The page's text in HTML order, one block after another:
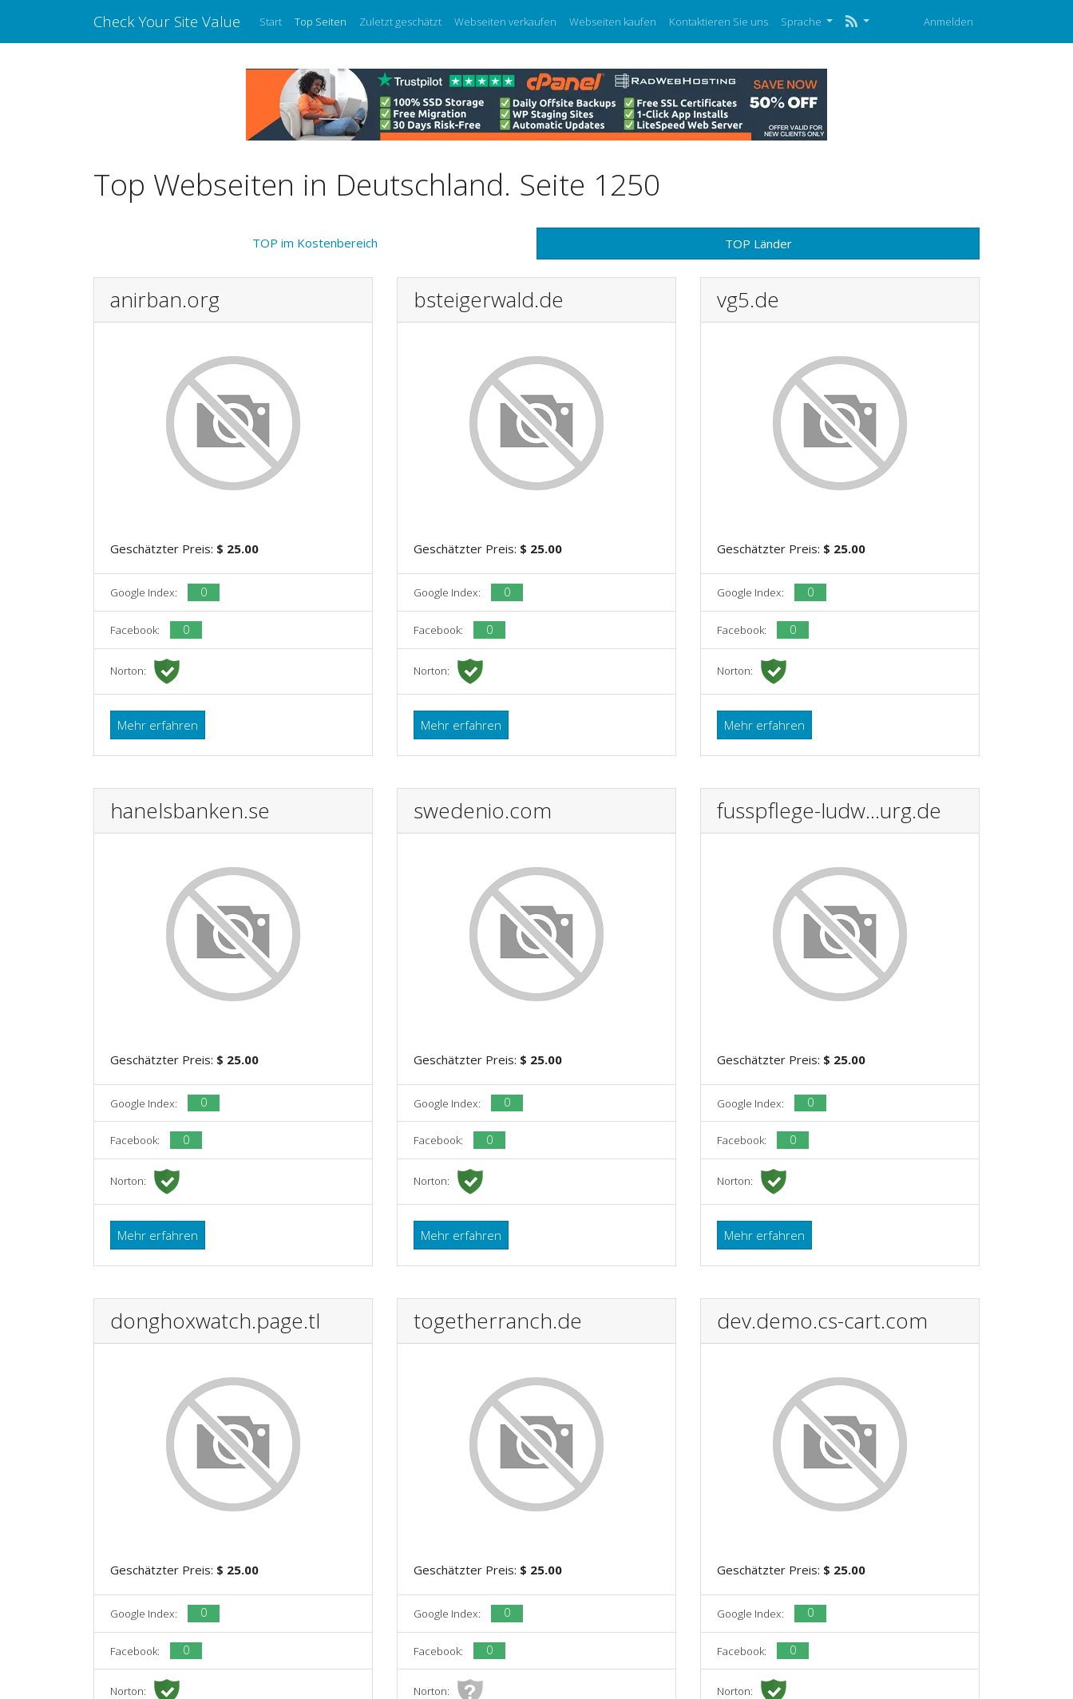
Check Your Site Value Start Top Seiten Zuletzt geschätzt Webseiten verkaufen Webseiten kaufen Kontaktieren Sie uns Sprache Anmelden
Top Webseiten in Deutschland. Seite 1250
TOP im Kostenbereich TOP Länder
anirban.org
Geschätzter Preis: $ 25.00
Google Index: 0
Facebook: 0
Norton:
Mehr erfahren
bsteigerwald.de
Geschätzter Preis: $ 25.00
Google Index: 0
Facebook: 0
Norton:
Mehr erfahren
vg5.de
Geschätzter Preis: $ 25.00
Google Index: 0
Facebook: 0
Norton:
Mehr erfahren
hanelsbanken.se
Geschätzter Preis: $ 25.00
Google Index: 0
Facebook: 0
Norton:
Mehr erfahren
swedenio.com
Geschätzter Preis: $ 25.00
Google Index: 0
Facebook: 0
Norton:
Mehr erfahren
fusspflege-ludw...urg.de
Geschätzter Preis: $ 25.00
Google Index: 0
Facebook: 0
Norton:
Mehr erfahren
donghoxwatch.page.tl
Geschätzter Preis: $ 25.00
Google Index: 0
Facebook: 0
Norton:
togetherranch.de
Geschätzter Preis: $ 25.00
Google Index: 0
Facebook: 0
Norton:
dev.demo.cs-cart.com
Geschätzter Preis: $ 25.00
Google Index: 0
Facebook: 0
Norton: